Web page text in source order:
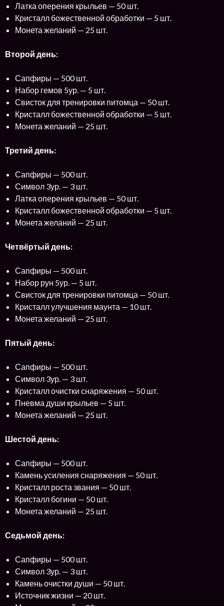
Латка оперения крыльев — 50 шт.
Кристалл божественной обработки — 5 шт.
Монета желаний — 25 шт.
Второй день:
Сапфиры — 500 шт.
Набор гемов 5ур. — 5 шт.
Свисток для тренировки питомца — 50 шт.
Кристалл божественной обработки — 5 шт.
Монета желаний — 25 шт.
Третий день:
Сапфиры — 500 шт.
Символ 3ур. — 3 шт.
Латка оперения крыльев — 50 шт.
Кристалл божественной обработки — 5 шт.
Монета желаний — 25 шт.
Четвёртый день:
Сапфиры — 500 шт.
Набор рун 5ур. — 5 шт.
Свисток для тренировки питомца — 50 шт.
Кристалл улучшения маунта — 10 шт.
Монета желаний — 25 шт.
Пятый день:
Сапфиры — 500 шт.
Символ 3ур. — 3 шт.
Кристалл очистки снаряжения — 50 шт.
Пневма души крыльев — 5 шт.
Монета желаний — 25 шт.
Шестой день:
Сапфиры — 500 шт.
Камень усиления снаряжения — 50 шт.
Кристалл роста звания — 50 шт.
Кристалл богини — 50 шт.
Монета желаний — 25 шт.
Седьмой день:
Сапфиры — 500 шт.
Символ 3ур. — 3 шт.
Камень очистки души — 50 шт.
Источник жизни — 20 шт.